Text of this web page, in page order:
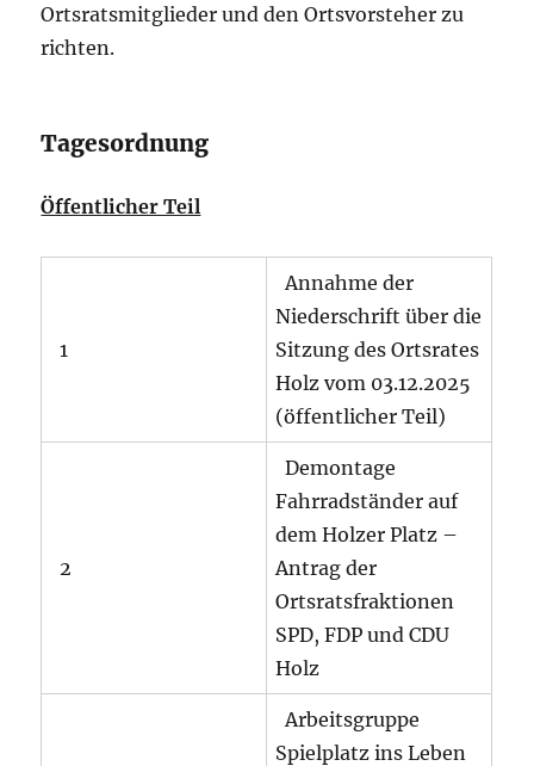
Ortsratsmitglieder und den Ortsvorsteher zu
richten.
Tagesordnung
Öffentlicher Teil
1
Annahme der
Niederschrift über die
Sitzung des Ortsrates
Holz vom 03.12.2025
(öffentlicher Teil)
2
Demontage
Fahrradständer auf
dem Holzer Platz –
Antrag der
Ortsratsfraktionen
SPD, FDP und CDU
Holz
Arbeitsgruppe
Spielplatz ins Leben